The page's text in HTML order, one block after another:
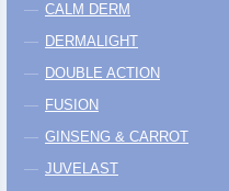
CALM DERM
DERMALIGHT
DOUBLE ACTION
FUSION
GINSENG & CARROT
JUVELAST